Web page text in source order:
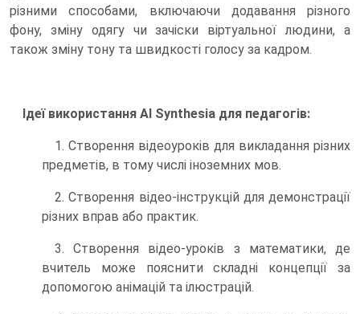
різними способами, включаючи додавання різного
фону, зміну одягу чи зачіски віртуальної людини, а
також зміну тону та швидкості голосу за кадром.
Ідеї використання AI Synthesia для педагогів:
1. Створення відеоуроків для викладання різних
предметів, в тому числі іноземних мов.
2. Створення відео-інструкцій для демонстрації
різних вправ або практик.
3. Створення відео-уроків з математики, де
вчитель може пояснити складні концепції за
допомогою анімацій та ілюстрацій.